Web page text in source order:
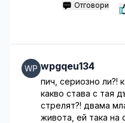
Отговори
wpgqeu134
пич, сериозно ли?!
какво става с тая
стрелят?! двама
живота, ей така на